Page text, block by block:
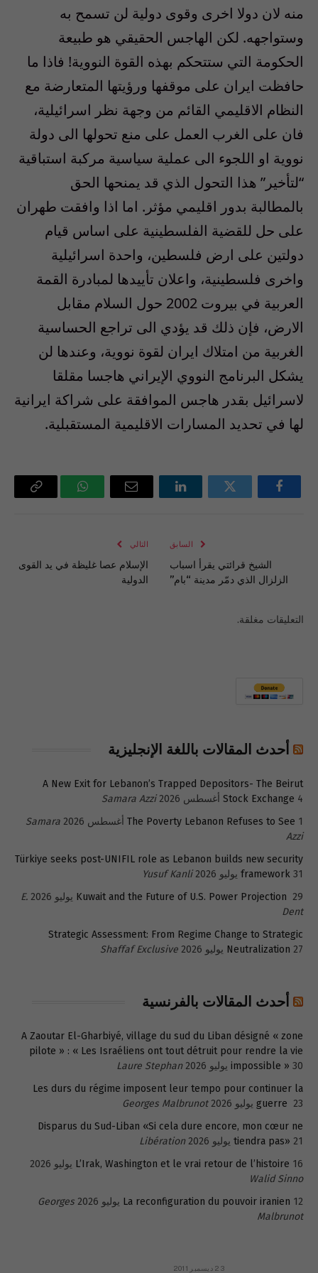
منه لان دولا اخرى وقوى دولية لن تسمح به
وستواجهه. لكن الهاجس الحقيقي هو طبيعة
الحكومة التي ستتحكم بهذه القوة النووية! فاذا ما
حافظت ايران على موقفها ورؤيتها المتعارضة مع
النظام الاقليمي القائم من وجهة نظر اسرائيلية،
فان على الغرب العمل على منع تحولها الى دولة
نووية او اللجوء الى عملية سياسية مركبة استباقية
“لتأخير” هذا التحول الذي قد يمنحها الحق
بالمطالبة بدور اقليمي مؤثر. اما اذا وافقت طهران
على حل للقضية الفلسطينية على اساس قيام
دولتين على ارض فلسطين، واحدة اسرائيلية
واخرى فلسطينية، واعلان تأييدها لمبادرة القمة
العربية في بيروت 2002 حول السلام مقابل
الارض، فإن ذلك قد يؤدي الى تراجع الحساسية
الغربية من امتلاك ايران لقوة نووية، وعندها لن
يشكل البرنامج النووي الإيراني هاجسا مقلقا
لاسرائيل بقدر هاجس الموافقة على شراكة ايرانية
لها في تحديد المسارات الاقليمية المستقبلية.
فيسبوك تويتر لينكدإن
البريد
واتساب Copy
السابق
الشيخ قرائتي يقرأ اسباب
الزلزال الذي دمّر مدينة “بام”
التالي
الإسلام عصا غليظة في يد القوى
الدولية
التعليقات مغلقة.
أحدث المقالات باللغة الإنجليزية
A New Exit for Lebanon’s Trapped Depositors- The Beirut
Stock Exchange 4 أغسطس 2026
Samara Azzi
The Poverty Lebanon Refuses to See 1 أغسطس 2026
Samara
Azzi
Türkiye seeks post-UNIFIL role as Lebanon builds new security
framework 31 يوليو 2026
Yusuf Kanli
Kuwait and the Future of U.S. Power Projection 29 يوليو 2026
E.
Dent
Strategic Assessment: From Regime Change to Strategic
Neutralization 27 يوليو 2026 Shaffaf Exclusive
أحدث المقالات بالفرنسية
A Zaoutar El-Gharbiyé, village du sud du Liban désigné « zone
pilote » : « Les Israéliens ont tout détruit pour rendre la vie
impossible » 30 يوليو 2026
Laure Stephan
Les durs du régime imposent leur tempo pour continuer la
guerre 23 يوليو 2026
Georges Malbrunot
Disparus du Sud-Liban «Si cela dure encore, mon cœur ne
tiendra pas» 21 يوليو 2026
Libération
L’Irak, Washington et le vrai retour de l’histoire 16 يوليو 2026
Walid Sinno
La reconfiguration du pouvoir iranien 12 يوليو 2026
Georges
Malbrunot
23 ديسمبر 2011